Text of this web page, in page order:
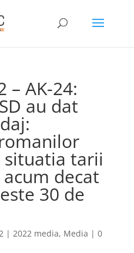
– AK-24:
au dat
situatia tarii
decat
30 de
| 2022 media, Media | 0